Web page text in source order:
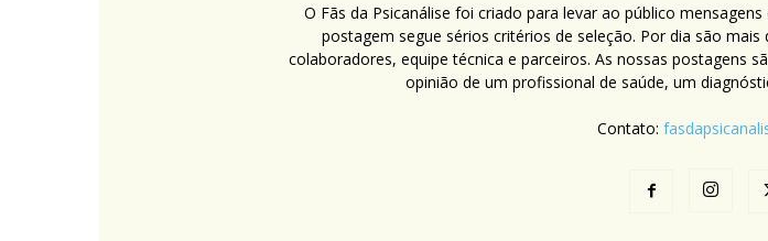
O Fãs da Psicanálise foi criado para levar ao público
postagem segue sérios critérios de seleção. Por dia são
colaboradores, equipe técnica e parceiros. As nossas postagens
opinião de um profissional de saúde, um
Contato: